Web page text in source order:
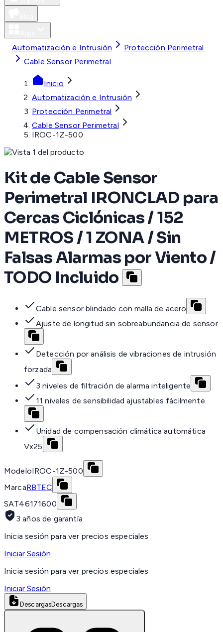
Automatización e Intrusión
Protección Perimetral
Cable Sensor Perimetral
Inicio
Automatización e Intrusión
Protección Perimetral
Cable Sensor Perimetral
IROC-1Z-500
Kit de Cable Sensor
Perimetral IRONCLAD para
Cercas Ciclónicas / 152
METROS / 1 ZONA / Sin
Falsas Alarmas por Viento /
TODO Incluido
Cable sensor blindado con malla de acero
Ajuste de longitud sin sobreabundancia de sensor
Detección por análisis de vibraciones de intrusión
forzada
3 niveles de filtración de alarma inteligente
11 niveles de sensibilidad ajustables fácilmente
Unidad de compensación climática automática
Vx25
ModeloIROC-1Z-500
MarcaRBTEC
SAT46171600
3 años de garantía
Inicia sesión para ver precios especiales
Iniciar Sesión
Inicia sesión para ver precios especiales
Iniciar Sesión
DescargasDescargas